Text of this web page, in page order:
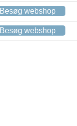
Besøg webshop
Besøg webshop